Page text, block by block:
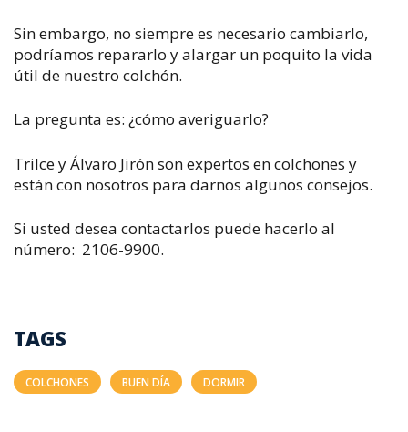
Sin embargo, no siempre es necesario cambiarlo,
podríamos repararlo y alargar un poquito la vida
útil de nuestro colchón.
La pregunta es: ¿cómo averiguarlo?
Trilce y Álvaro Jirón son expertos en colchones y
están con nosotros para darnos algunos consejos.
Si usted desea contactarlos puede hacerlo al
número: 2106-9900.
TAGS
COLCHONES BUEN DÍA DORMIR